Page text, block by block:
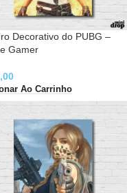
Decorativo do PUBG –
Gamer
Ao Carrinho